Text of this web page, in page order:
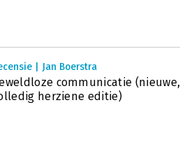
| Jan Boerstra
communicatie (nieuwe,
herziene editie)